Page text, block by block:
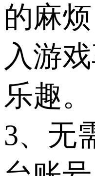
的麻
入游
乐趣。
3、无